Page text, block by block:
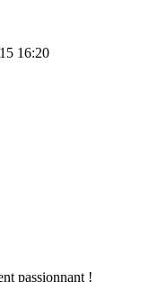
16:20
passionnant !